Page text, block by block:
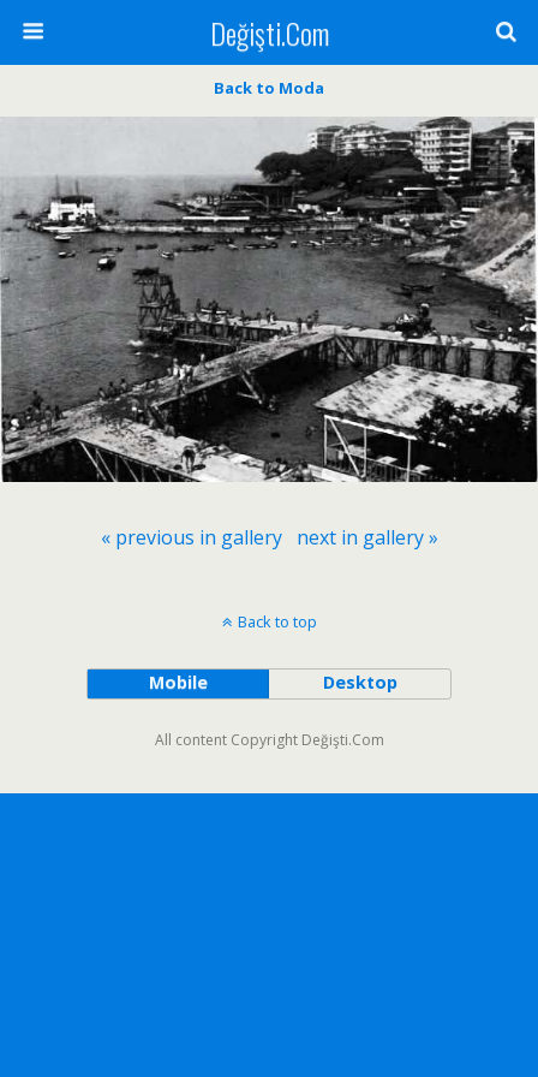
Değişti.Com
Back to Moda
« previous in gallery next in gallery »
Back to top
Mobile Desktop
All content Copyright Değişti.Com